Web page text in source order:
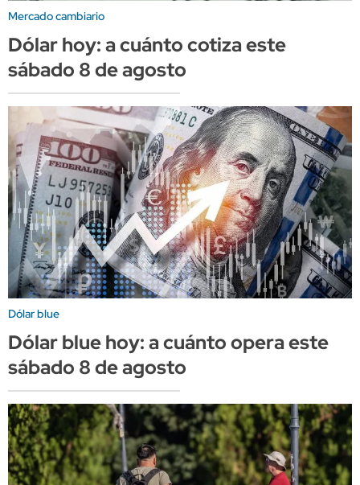
Mercado cambiario
Dólar hoy: a cuánto cotiza este
sábado 8 de agosto
Dólar blue
Dólar blue hoy: a cuánto opera este
sábado 8 de agosto